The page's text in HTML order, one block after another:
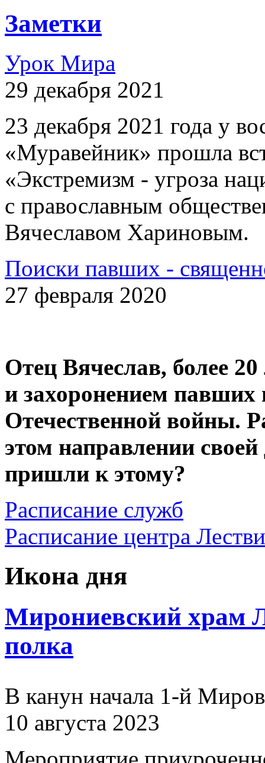
Заметки
Урок Мира
29 декабря 2021
23 декабря 2021 года у
«Муравейник» прошла
«Экстремизм - угроза
с православным
Вячеславом Хариновым.
Поиски павших -
27 февраля 2020
Отец Вячеслав, более
и захоронением павших
Отечественной войны.
этом направлении
пришли к этому?
Расписание служб
Расписание центра
Икона дня
Мирониевский храм
полка
В канун начала 1-й
10 августа 2023